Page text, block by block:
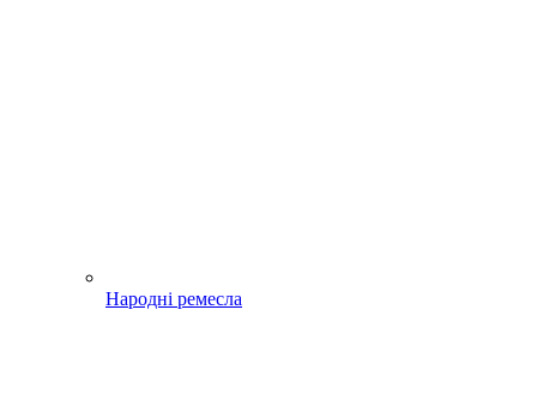
Народні ремесла